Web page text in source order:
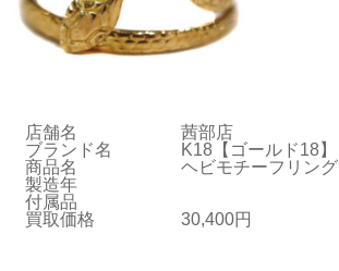
店舗名
茜部店
ブランド名
K18【ゴールド18】
商品名
ヘビモチーフリング
製造年
付属品
買取価格
30,400円